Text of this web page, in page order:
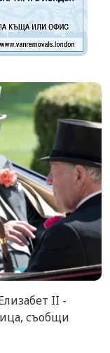
II -
съобщи